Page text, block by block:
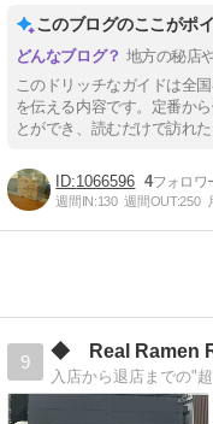
このブログのここがポ
地方の秘店
このドリッチなガイドは全
を伝える内容です。定番か
とができ、読むだけで訪れ
1066596 4
週間IN:130 週間OUT:250
9
◆ Real Ramen
入店から退店までの"